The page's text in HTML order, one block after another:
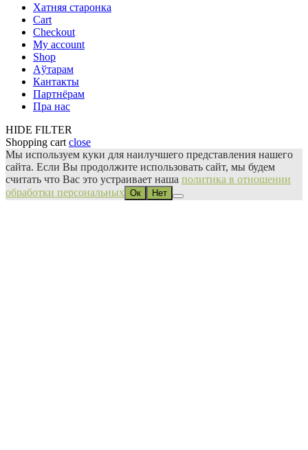
Хатняя старонка
Cart
Checkout
My account
Shop
Аўтарам
Кантакты
Партнёрам
Пра нас
HIDE FILTER
Shopping cart close
Мы используем куки для наилучшего представления нашего
сайта. Если Вы продолжите использовать сайт, мы будем
считать что Вас это устраивает наша политика в отношении
обработки персональных Ок Нет